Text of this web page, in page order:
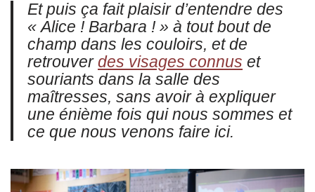
Et puis ça fait plaisir d’entendre des
« Alice ! Barbara ! » à tout bout de
champ dans les couloirs, et de
retrouver des visages connus et
souriants dans la salle des
maîtresses, sans avoir à expliquer
une énième fois qui nous sommes et
ce que nous venons faire ici.